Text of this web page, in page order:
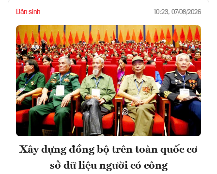
Dân sinh 10:23, 07/08/2026
Xây dựng đồng bộ trên toàn quốc cơ
sở dữ liệu người có công